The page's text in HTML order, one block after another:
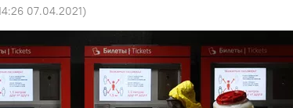
07.04.2021)